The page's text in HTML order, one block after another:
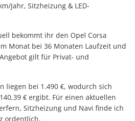
Jahr, Sitzheizung & LED-
bekommt ihr den Opel Corsa
Monat bei 36 Monaten Laufzeit und
gilt für Privat- und
liegen bei 1.490 €, wodurch sich
€ ergibt. Für einen aktuellen
Sitzheizung und Navi finde ich
ordentlich.